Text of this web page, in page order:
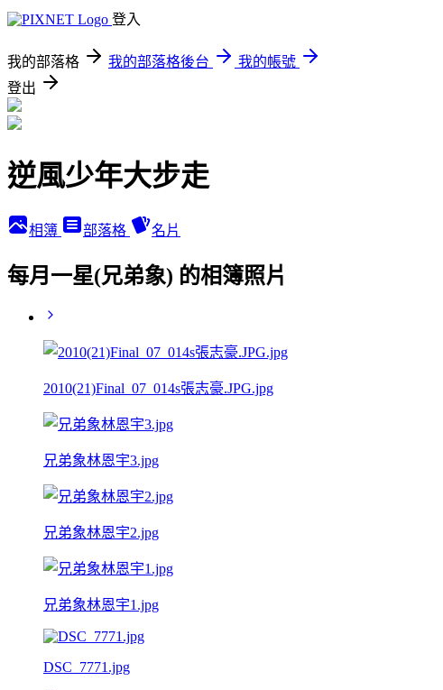
登入
我的部落格 我的部落格後台
我的帳號
登出
逆風少年大步走
相簿 部落格 名片
每月一星(兄弟象) 的相簿照片
2010(21)Final_07_014s張志豪.JPG.jpg
兄弟象林恩宇3.jpg
兄弟象林恩宇2.jpg
兄弟象林恩宇1.jpg
DSC_7771.jpg